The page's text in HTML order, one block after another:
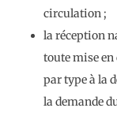
circulation ;
la réception
toute mise en
par type à la
la demande